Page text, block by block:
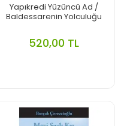
Yapıkredi Yüzüncü Ad /
Baldessarenin Yolculuğu
520,00 TL